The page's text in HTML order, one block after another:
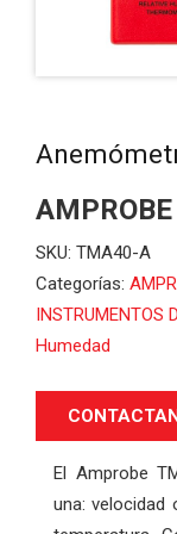
AMPROBE
SKU: TMA40-A
Categorías:
INSTRUMENTOS
Humedad
El Amprobe
una: velocidad